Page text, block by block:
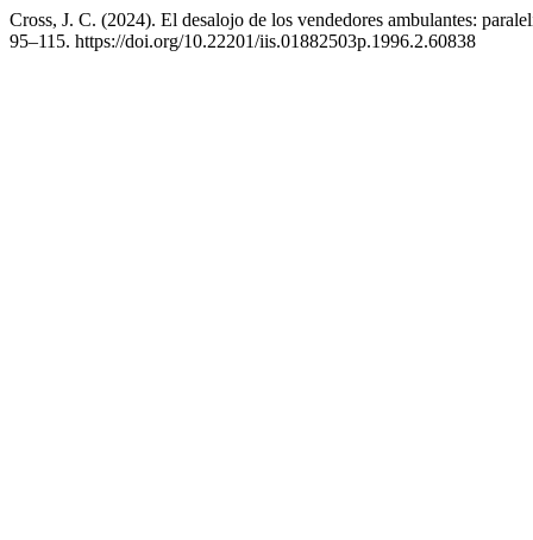
Cross, J. C. (2024). El desalojo de los vendedores ambulantes:
95–115. https://doi.org/10.22201/iis.01882503p.1996.2.60838